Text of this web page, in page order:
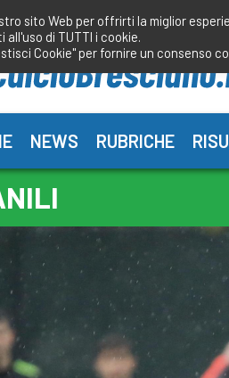
NEWS RUBRICHE
sito Web per offrirti la miglior
di TUTTI i cookie.
Cookie" per fornire un consenso